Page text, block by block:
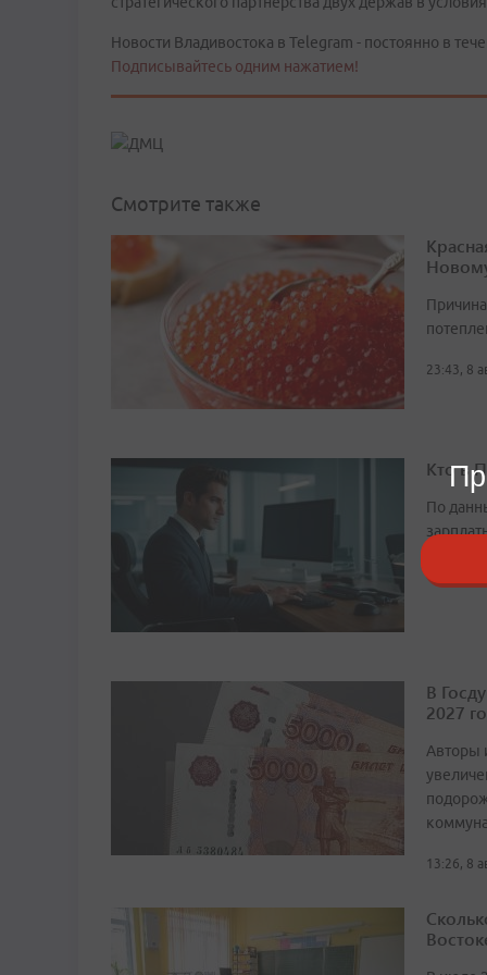
Новости Владивостока в Telegram - постоянно в
Подписывайтесь одним нажатием!
Смотрите также
23:43, 8
Кто в
По
В
2027
Авторы
13:26, 8